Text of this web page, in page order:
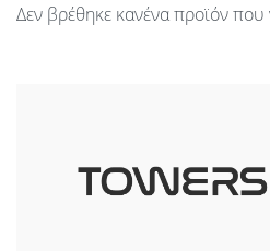
Δεν βρέθηκε κανένα προϊόν που